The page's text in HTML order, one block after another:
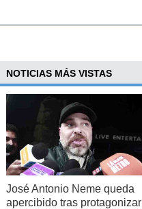
NOTICIAS MÁS VISTAS
José Antonio Neme queda
apercibido tras protagonizar